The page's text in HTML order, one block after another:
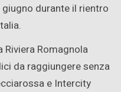
durante il rientro
Romagnola
da raggiungere senza
e Intercity